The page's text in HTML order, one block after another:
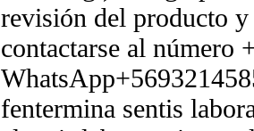
revisión del producto
contactarse al número
fentermina sentis